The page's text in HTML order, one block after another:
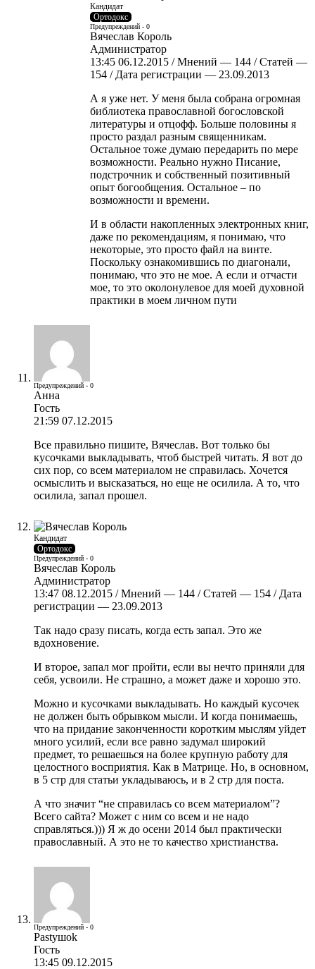
Кандидат
Ортодокс
Предупреждений - 0
Вячеслав Король
Администратор
13:45 06.12.2015 / Мнений — 144 / Статей —
154 / Дата регистрации — 23.09.2013
А я уже нет. У меня была собрана огромная
библиотека православной богословской
литературы и отцофф. Больше половины я
просто раздал разным священникам.
Остальное тоже думаю передарить по мере
возможности. Реально нужно Писание,
подстрочник и собственный позитивный
опыт богообщения. Остальное – по
возможности и времени.
И в области накопленных электронных книг,
даже по рекомендациям, я понимаю, что
некоторые, это просто файл на винте.
Поскольку ознакомившись по диагонали,
понимаю, что это не мое. А если и отчасти
мое, то это околонулевое для моей духовной
практики в моем личном пути
Предупреждений - 0
Анна
Гость
21:59 07.12.2015
Все правильно пишите, Вячеслав. Вот только бы
кусочками выкладывать, чтоб быстрей читать. Я вот до
сих пор, со всем материалом не справилась. Хочется
осмыслить и высказаться, но еще не осилила. А то, что
осилила, запал прошел.
Кандидат
Ортодокс
Предупреждений - 0
Вячеслав Король
Администратор
13:47 08.12.2015 / Мнений — 144 / Статей — 154 / Дата
регистрации — 23.09.2013
Так надо сразу писать, когда есть запал. Это же
вдохновение.
И второе, запал мог пройти, если вы нечто приняли для
себя, усвоили. Не страшно, а может даже и хорошо это.
Можно и кусочками выкладывать. Но каждый кусочек
не должен быть обрывком мысли. И когда понимаешь,
что на придание законченности коротким мыслям уйдет
много усилий, если все равно задумал широкий
предмет, то решаешься на более крупную работу для
целостного восприятия. Как в Матрице. Но, в основном,
в 5 стр для статьи укладываюсь, и в 2 стр для поста.
А что значит “не справилась со всем материалом”?
Всего сайта? Может с ним со всем и не надо
справляться.))) Я ж до осени 2014 был практически
православный. А это не то качество христианства.
Предупреждений - 0
Pastyшok
Гость
13:45 09.12.2015